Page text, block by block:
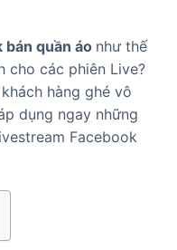
bán quần áo như thế
cho các phiên Live?
hàng ghé vô
dụng ngay những
Facebook